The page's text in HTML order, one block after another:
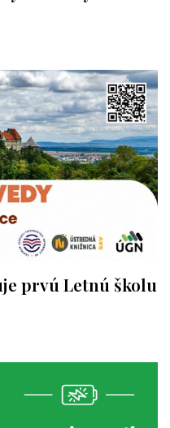
prvú Letnú školu